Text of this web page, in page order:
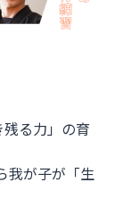
る力」の育
が子が「生